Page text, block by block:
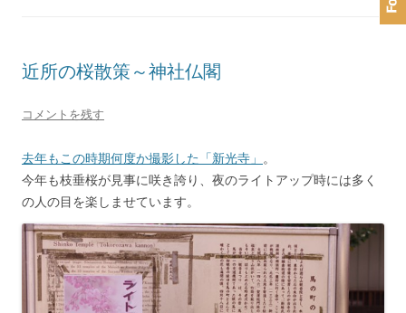
近所の桜散策～神社仏閣
コメントを残す
去年もこの時期何度か撮影した「新光寺」
。
今年も枝垂桜が見事に咲き誇り、夜のライトアップ時には多く
の人の目を楽しませています。